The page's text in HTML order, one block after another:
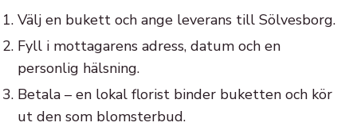
Välj en bukett och ange leverans till Sölvesborg.
Fyll i mottagarens adress, datum och en
personlig hälsning.
Betala – en lokal florist binder buketten och kör
ut den som blomsterbud.